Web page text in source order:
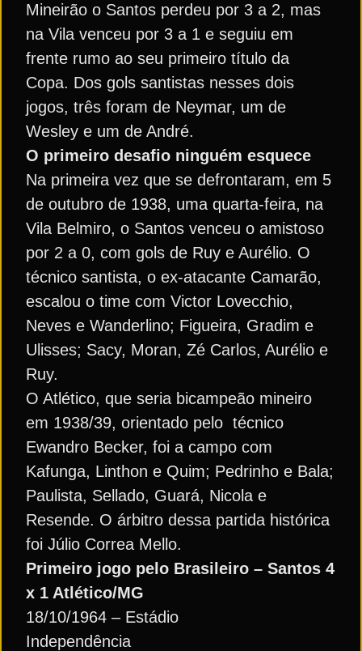
Mineirão o Santos perdeu por 3 a 2, mas
na Vila venceu por 3 a 1 e seguiu em
frente rumo ao seu primeiro título da
Copa. Dos gols santistas nesses dois
jogos, três foram de Neymar, um de
Wesley e um de André.
O primeiro desafio ninguém esquece
Na primeira vez que se defrontaram, em 5
de outubro de 1938, uma quarta-feira, na
Vila Belmiro, o Santos venceu o amistoso
por 2 a 0, com gols de Ruy e Aurélio. O
técnico santista, o ex-atacante Camarão,
escalou o time com Victor Lovecchio,
Neves e Wanderlino; Figueira, Gradim e
Ulisses; Sacy, Moran, Zé Carlos, Aurélio e
Ruy.
O Atlético, que seria bicampeão mineiro
em 1938/39, orientado pelo técnico
Ewandro Becker, foi a campo com
Kafunga, Linthon e Quim; Pedrinho e Bala;
Paulista, Sellado, Guará, Nicola e
Resende. O árbitro dessa partida histórica
foi Júlio Correa Mello.
Primeiro jogo pelo Brasileiro – Santos 4
x 1 Atlético/MG
18/10/1964 – Estádio
Independência